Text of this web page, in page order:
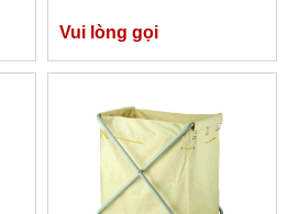
Vui lòng gọi